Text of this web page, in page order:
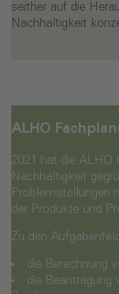
seither auf die
Nachhaltigkeit
ALHO
2021 hat die ALHO
Nachhaltigkeit
Problemstellungen
der Produkte und
Zu den
die Berechnung
die Beantragung